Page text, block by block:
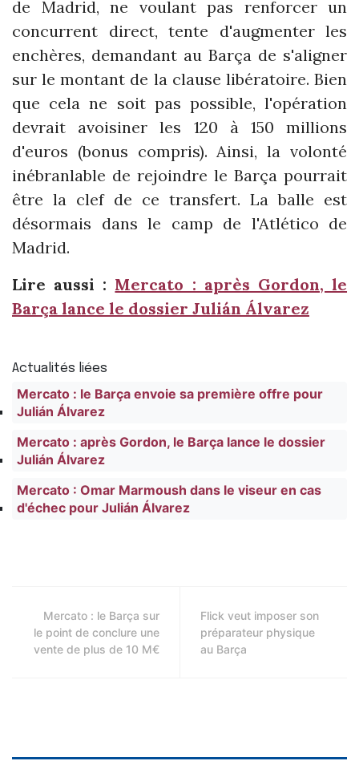
de Madrid, ne voulant pas renforcer un
concurrent direct, tente d'augmenter les
enchères, demandant au Barça de s'aligner
sur le montant de la clause libératoire. Bien
que cela ne soit pas possible, l'opération
devrait avoisiner les 120 à 150 millions
d'euros (bonus compris). Ainsi, la volonté
inébranlable de rejoindre le Barça pourrait
être la clef de ce transfert. La balle est
désormais dans le camp de l'Atlético de
Madrid.
Lire aussi : Mercato : après Gordon, le
Barça lance le dossier Julián Álvarez
Actualités liées
Mercato : le Barça envoie sa première offre pour
Julián Álvarez
Mercato : après Gordon, le Barça lance le dossier
Julián Álvarez
Mercato : Omar Marmoush dans le viseur en cas
d'échec pour Julián Álvarez
Mercato : le Barça sur
le point de conclure une
vente de plus de 10 M€
Flick veut imposer son
préparateur physique
au Barça